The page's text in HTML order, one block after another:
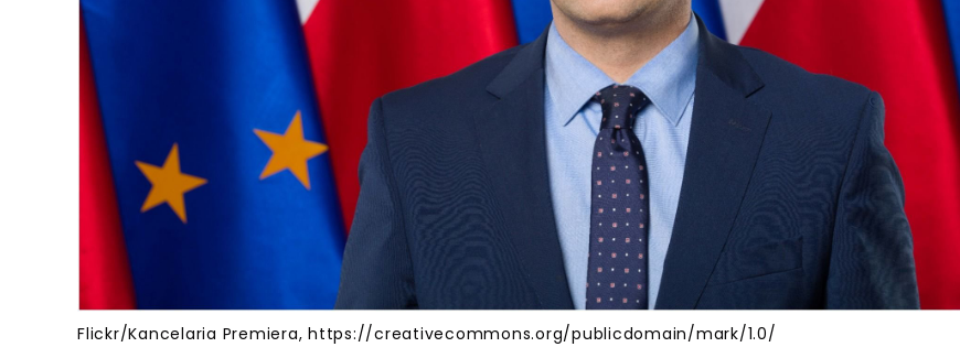
Flickr/Kancelaria Premiera, https://creativecommons.org/publicdomain/mark/1.0/